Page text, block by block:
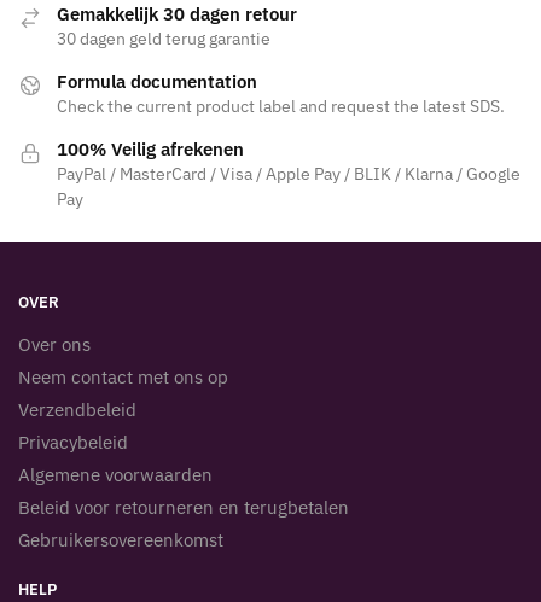
Gemakkelijk 30 dagen retour
30 dagen geld terug garantie
Formula documentation
Check the current product label and request the latest SDS.
100% Veilig afrekenen
PayPal / MasterCard / Visa / Apple Pay / BLIK / Klarna / Google
Pay
OVER
Over ons
Neem contact met ons op
Verzendbeleid
Privacybeleid
Algemene voorwaarden
Beleid voor retourneren en terugbetalen
Gebruikersovereenkomst
HELP